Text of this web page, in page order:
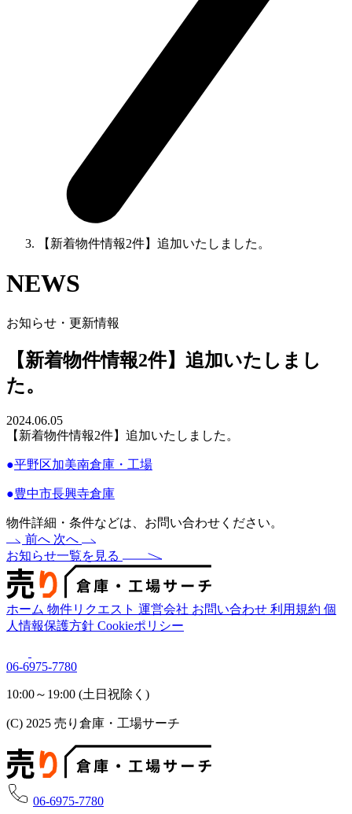
【新着物件情報2件】追加いたしました。
NEWS
お知らせ・更新情報
【新着物件情報2件】追加いたしまし
た。
2024.06.05
【新着物件情報2件】追加いたしました。
●平野区加美南倉庫・工場
●豊中市長興寺倉庫
物件詳細・条件などは、お問い合わせください。
前へ 次へ
お知らせ一覧を見る
ホーム 物件リクエスト 運営会社 お問い合わせ 利用規約 個
人情報保護方針 Cookieポリシー
06-6975-7780
10:00～19:00 (土日祝除く)
(C) 2025 売り倉庫・工場サーチ
06-6975-7780